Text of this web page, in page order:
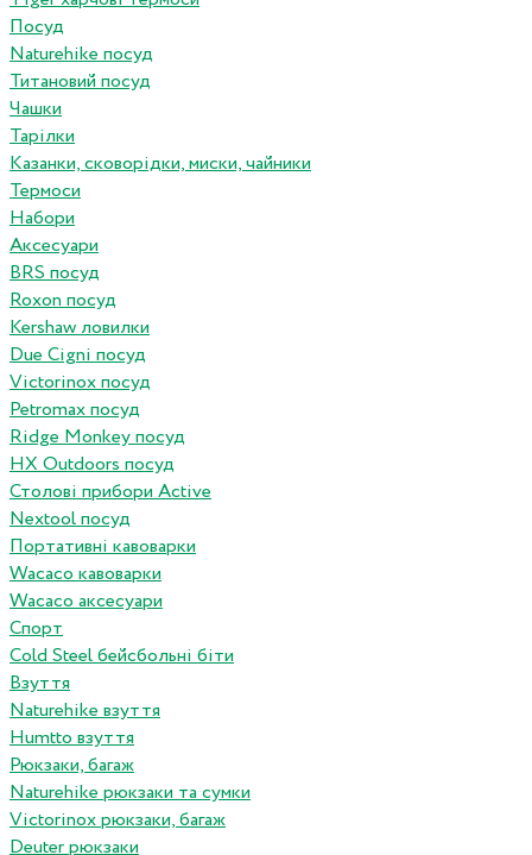
Посуд
Naturehike посуд
Титановий посуд
Чашки
Тарілки
Казанки, сковорідки, миски, чайники
Термоси
Набори
Аксесуари
BRS посуд
Roxon посуд
Kershaw ловилки
Due Cigni посуд
Victorinox посуд
Petromax посуд
Ridge Monkey посуд
HX Outdoors посуд
Столові прибори Active
Nextool посуд
Портативні кавоварки
Wacaco кавоварки
Wacaco аксесуари
Спорт
Cold Steel бейсбольні біти
Взуття
Naturehike взуття
Humtto взуття
Рюкзаки, багаж
Naturehike рюкзаки та сумки
Victorinox рюкзаки, багаж
Deuter рюкзаки